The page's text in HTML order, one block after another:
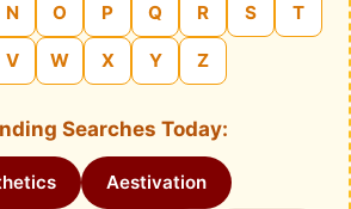
N O P Q R S T
V W X Y Z
Searches Today:
Aestivation